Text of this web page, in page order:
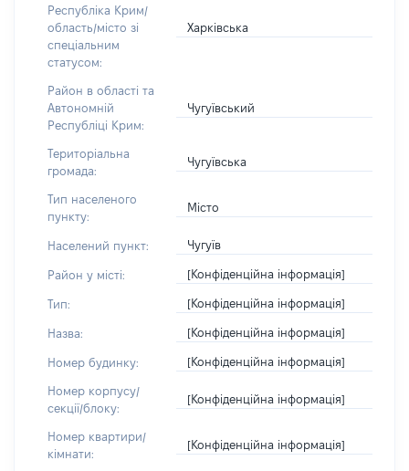
Республіка Крим/
область/місто зі
спеціальним
статусом:
Харківська
Район в області та
Автономній
Республіці Крим:
Чугуївський
Територіальна
громада:
Чугуївська
Тип населеного
пункту:
Місто
Населений пункт: Чугуїв
Район у місті: [Конфіденційна інформація]
Тип: [Конфіденційна інформація]
Назва: [Конфіденційна інформація]
Номер будинку: [Конфіденційна інформація]
Номер корпусу/
секції/блоку:
[Конфіденційна інформація]
Номер квартири/
кімнати:
[Конфіденційна інформація]